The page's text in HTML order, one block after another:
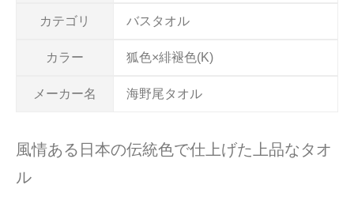
カテゴリ バスタオル
カラー 狐色×緋褪色(K)
メーカー名 海野尾タオル
風情ある日本の伝統色で仕上げた上品なタオ
ル